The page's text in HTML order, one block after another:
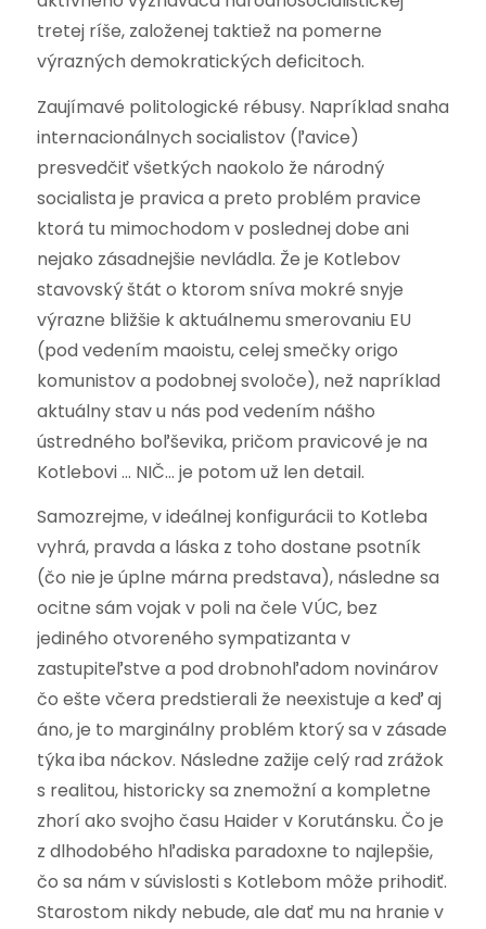
tretej ríše, založenej taktiež na pomerne
výrazných demokratických deficitoch.
Zaujímavé politologické rébusy. Napríklad snaha
internacionálnych socialistov (ľavice)
presvedčiť všetkých naokolo že národný
socialista je pravica a preto problém pravice
ktorá tu mimochodom v poslednej dobe ani
nejako zásadnejšie nevládla. Že je Kotlebov
stavovský štát o ktorom sníva mokré snyje
výrazne bližšie k aktuálnemu smerovaniu EU
(pod vedením maoistu, celej smečky origo
komunistov a podobnej svoloče), než napríklad
aktuálny stav u nás pod vedením nášho
ústredného boľševika, pričom pravicové je na
Kotlebovi … NIČ… je potom už len detail.
Samozrejme, v ideálnej konfigurácii to Kotleba
vyhrá, pravda a láska z toho dostane psotník
(čo nie je úplne márna predstava), následne sa
ocitne sám vojak v poli na čele VÚC, bez
jediného otvoreného sympatizanta v
zastupiteľstve a pod drobnohľadom novinárov
čo ešte včera predstierali že neexistuje a keď aj
áno, je to marginálny problém ktorý sa v zásade
týka iba náckov. Následne zažije celý rad zrážok
s realitou, historicky sa znemožní a kompletne
zhorí ako svojho času Haider v Korutánsku. Čo je
z dlhodobého hľadiska paradoxne to najlepšie,
čo sa nám v súvislosti s Kotlebom môže prihodiť.
Starostom nikdy nebude, ale dať mu na hranie v